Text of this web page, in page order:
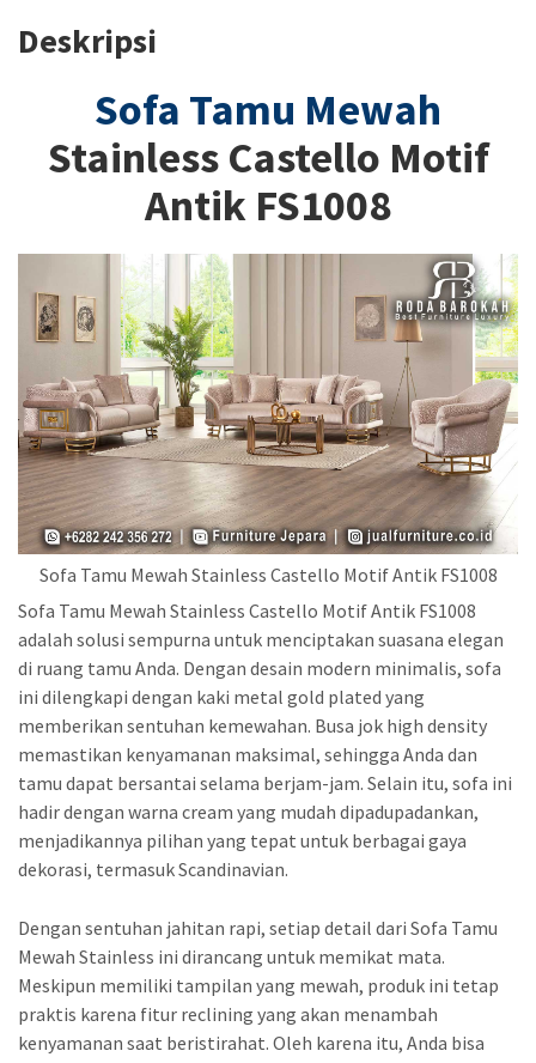
Deskripsi
Sofa Tamu Mewah
Stainless Castello Motif
Antik FS1008
Sofa Tamu Mewah Stainless Castello Motif Antik FS1008
Sofa Tamu Mewah Stainless Castello Motif Antik FS1008
adalah solusi sempurna untuk menciptakan suasana elegan
di ruang tamu Anda. Dengan desain modern minimalis, sofa
ini dilengkapi dengan kaki metal gold plated yang
memberikan sentuhan kemewahan. Busa jok high density
memastikan kenyamanan maksimal, sehingga Anda dan
tamu dapat bersantai selama berjam-jam. Selain itu, sofa ini
hadir dengan warna cream yang mudah dipadupadankan,
menjadikannya pilihan yang tepat untuk berbagai gaya
dekorasi, termasuk Scandinavian.
Dengan sentuhan jahitan rapi, setiap detail dari Sofa Tamu
Mewah Stainless ini dirancang untuk memikat mata.
Meskipun memiliki tampilan yang mewah, produk ini tetap
praktis karena fitur reclining yang akan menambah
kenyamanan saat beristirahat. Oleh karena itu, Anda bisa